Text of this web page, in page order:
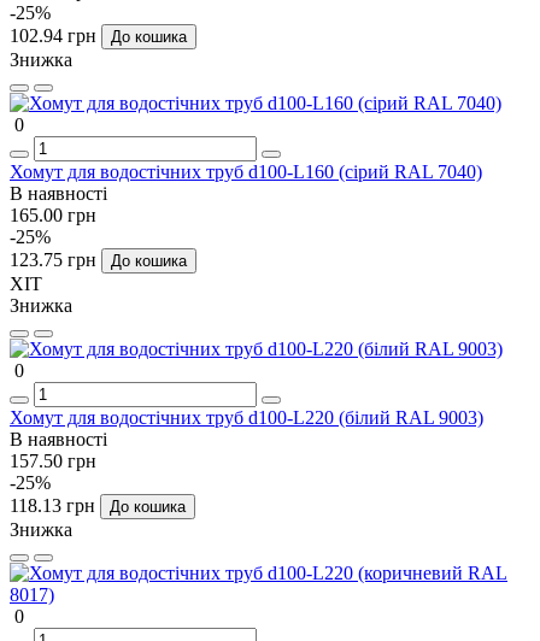
-25%
102.94 грн
До кошика
Знижка
0
Хомут для водостічних труб d100-L160 (сірий RAL 7040)
В наявності
165.00 грн
-25%
123.75 грн
До кошика
ХІТ
Знижка
0
Хомут для водостічних труб d100-L220 (білий RAL 9003)
В наявності
157.50 грн
-25%
118.13 грн
До кошика
Знижка
0